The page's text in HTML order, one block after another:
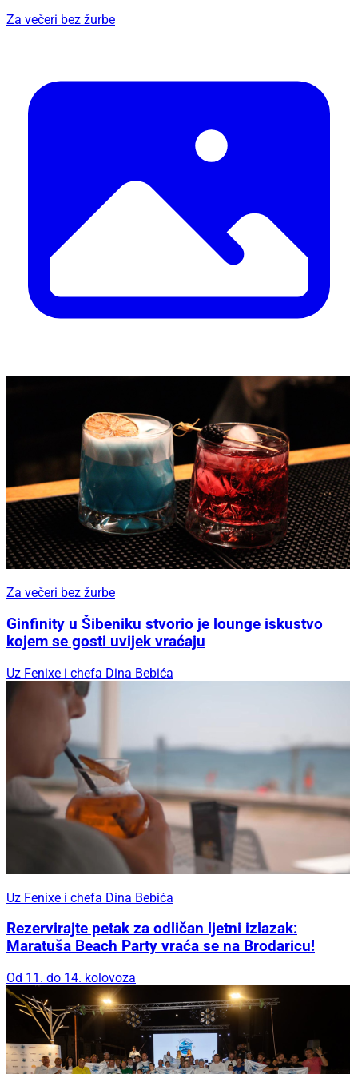
Za večeri bez žurbe
Za večeri bez žurbe
Ginfinity u Šibeniku stvorio je lounge iskustvo
kojem se gosti uvijek vraćaju
Uz Fenixe i chefa Dina Bebića
Uz Fenixe i chefa Dina Bebića
Rezervirajte petak za odličan ljetni izlazak:
Maratuša Beach Party vraća se na Brodaricu!
Od 11. do 14. kolovoza